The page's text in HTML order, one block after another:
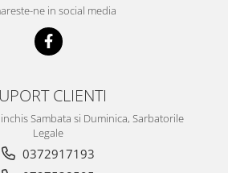
ne in social media
CLIENTI
Sambata si Duminica, Sarbatorile
Legale
0372917193